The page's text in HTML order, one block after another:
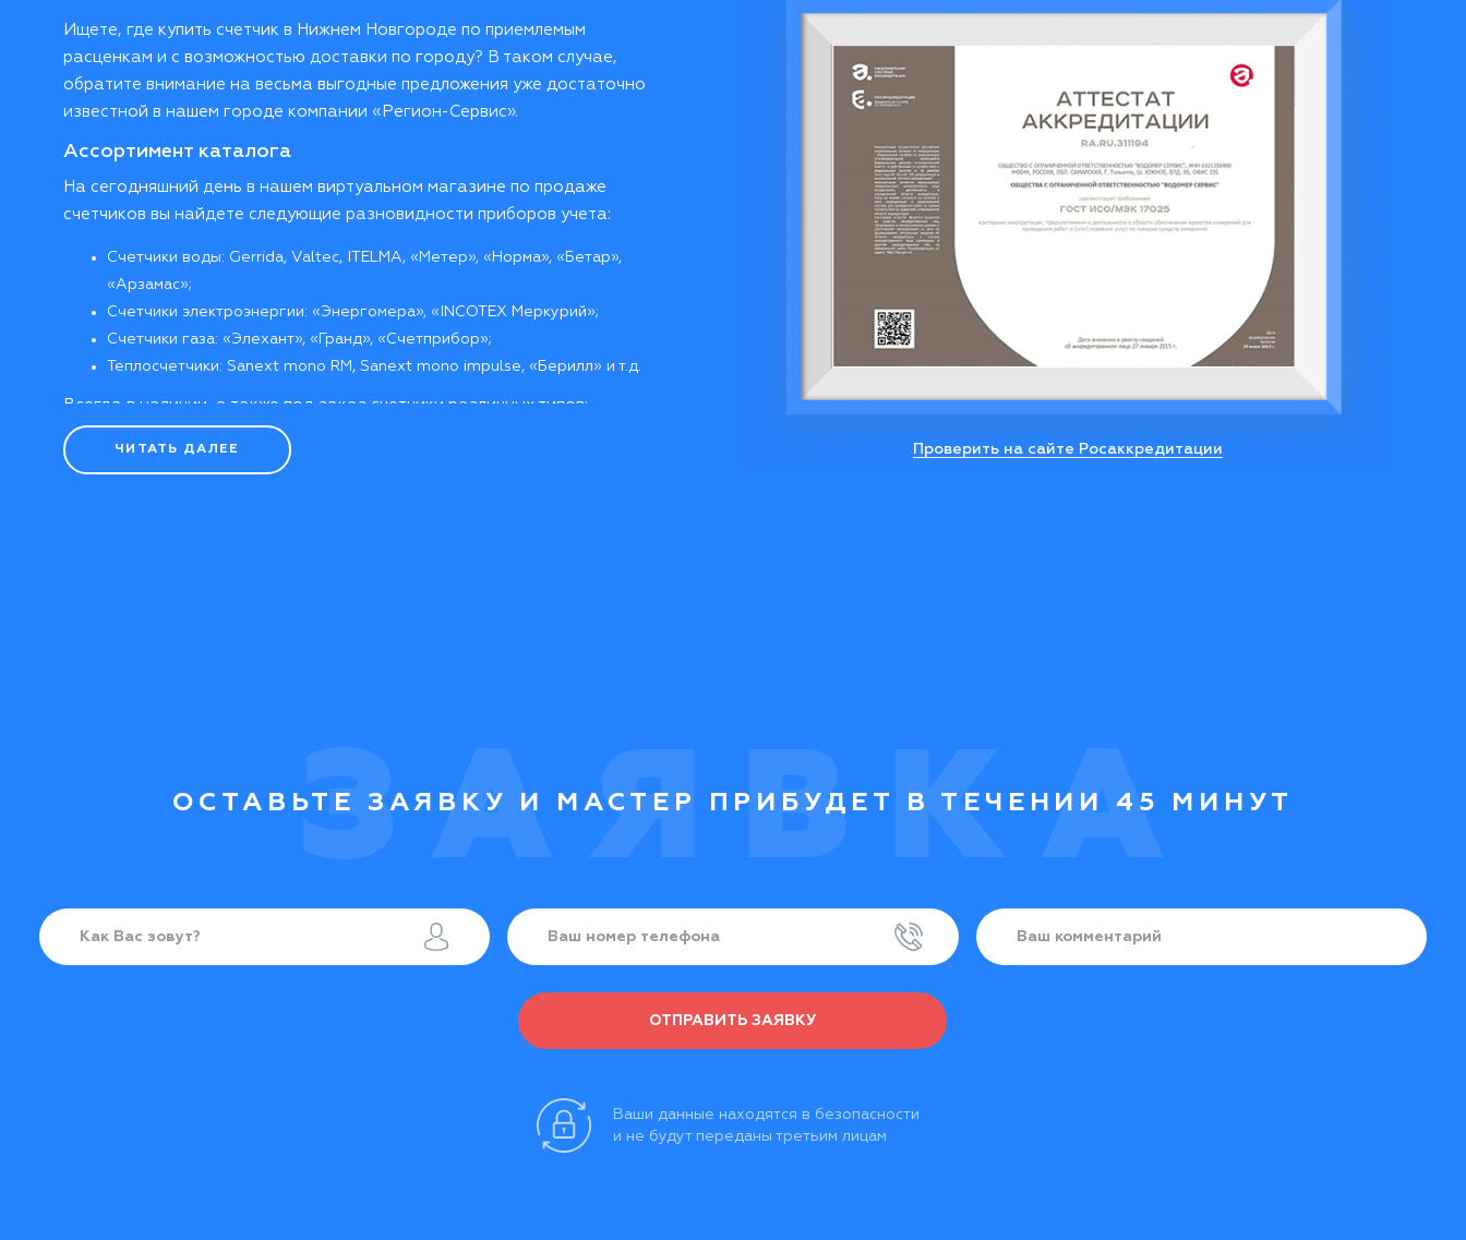
Ищете, где купить счетчик в Нижнем Новгороде по приемлемым
расценкам и с возможностью доставки по городу? В таком случае,
обратите внимание на весьма выгодные предложения уже достаточно
известной в нашем городе компании «Регион-Сервис».
Ассортимент каталога
На сегодняшний день в нашем виртуальном магазине по продаже
счетчиков вы найдете следующие разновидности приборов учета:
Счетчики воды: Gerrida, Valtec, ITELMA, «Метер», «Норма», «Бетар»,
«Арзамас»;
Счетчики электроэнергии: «Энергомера», «INCOTEX Меркурий»;
Счетчики газа: «Элехант», «Гранд», «Счетприбор»;
Теплосчетчики: Sanext mono RM, Sanext mono impulse, «Берилл» и т.д.
Всегда в наличии, а также под заказ счетчики различных типов:
однотарифные и многотарифные, однофазные и трехфазные,
электронные и механические и т.д. В этом случае, если у вас возникнут
ЧИТАТЬ ДАЛЕЕ Проверить на сайте Росаккредитации
ОСТАВЬТЕ ЗАЯВКУ И МАСТЕР ПРИБУДЕТ В ТЕЧЕНИИ 45 МИНУТ
ОТПРАВИТЬ ЗАЯВКУ
Ваши данные находятся в безопасности
и не будут переданы третьим лицам